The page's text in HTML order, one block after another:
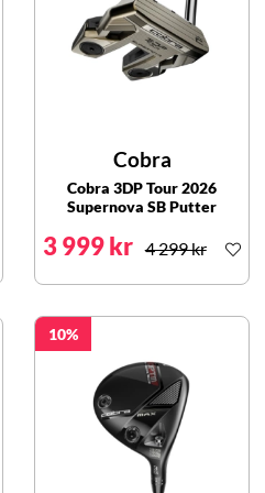
Cobra
Cobra 3DP Tour 2026
Supernova SB Putter
3 999 kr 4 299 kr
10